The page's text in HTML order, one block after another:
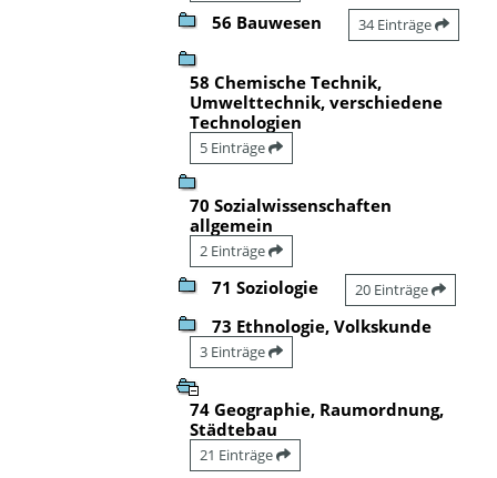
56 Bauwesen 34 Einträge
58 Chemische Technik,
Umwelttechnik, verschiedene
Technologien
5 Einträge
70 Sozialwissenschaften
allgemein
2 Einträge
71 Soziologie 20 Einträge
73 Ethnologie, Volkskunde
3 Einträge
74 Geographie, Raumordnung,
Städtebau
21 Einträge